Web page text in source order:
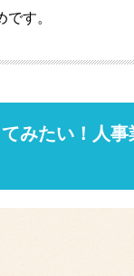
す。
みたい！人事